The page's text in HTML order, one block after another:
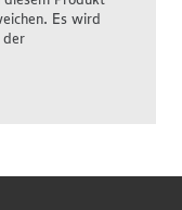
Es wird
der